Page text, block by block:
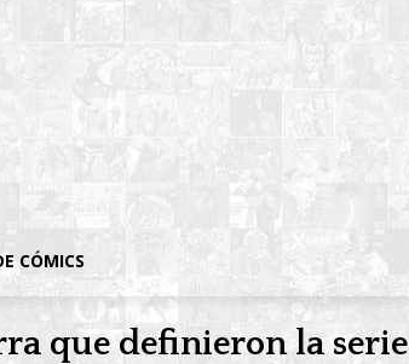
CÓMICS
que definieron la serie